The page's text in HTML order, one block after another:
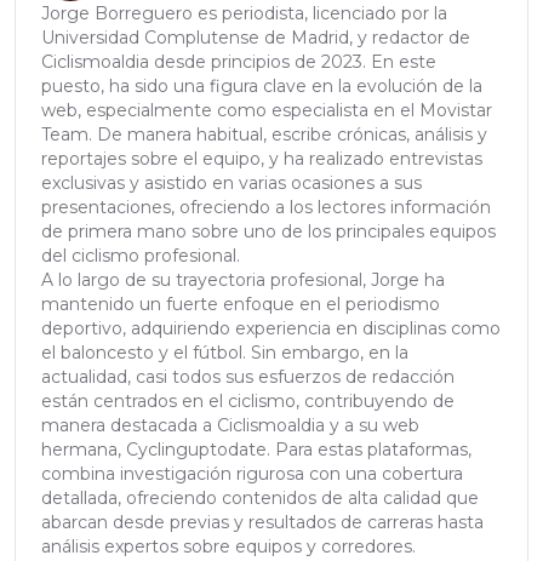
Jorge Borreguero es periodista, licenciado por la
Universidad Complutense de Madrid, y redactor de
Ciclismoaldia desde principios de 2023. En este
puesto, ha sido una figura clave en la evolución de la
web, especialmente como especialista en el Movistar
Team. De manera habitual, escribe crónicas, análisis y
reportajes sobre el equipo, y ha realizado entrevistas
exclusivas y asistido en varias ocasiones a sus
presentaciones, ofreciendo a los lectores información
de primera mano sobre uno de los principales equipos
del ciclismo profesional.
A lo largo de su trayectoria profesional, Jorge ha
mantenido un fuerte enfoque en el periodismo
deportivo, adquiriendo experiencia en disciplinas como
el baloncesto y el fútbol. Sin embargo, en la
actualidad, casi todos sus esfuerzos de redacción
están centrados en el ciclismo, contribuyendo de
manera destacada a Ciclismoaldia y a su web
hermana, Cyclinguptodate. Para estas plataformas,
combina investigación rigurosa con una cobertura
detallada, ofreciendo contenidos de alta calidad que
abarcan desde previas y resultados de carreras hasta
análisis expertos sobre equipos y corredores.